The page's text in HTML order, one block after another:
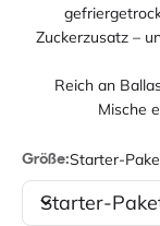
Zuckerzusatz –
Reich an
Mische
Größe:Starter-
Starter-